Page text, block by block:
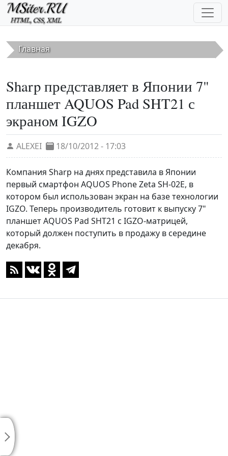
Перейти к основному содержанию
Главная
Sharp представляет в Японии 7"
планшет AQUOS Pad SHT21 с
экраном IGZO
ALEXEI 18/10/2012 - 17:03
Компания Sharp на днях представила в Японии
первый смартфон AQUOS Phone Zeta SH-02E, в
котором был использован экран на базе технологии
IGZO. Теперь производитель готовит к выпуску 7"
планшет AQUOS Pad SHT21 с IGZO-матрицей,
который должен поступить в продажу в середине
декабря.